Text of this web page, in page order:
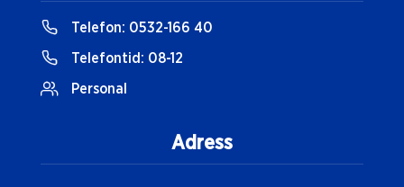
Telefon: 0532-166 40
Telefontid: 08-12
Personal
Adress